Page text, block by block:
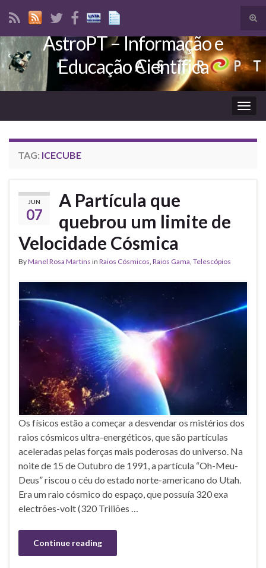
Search for:
AstroPT – Informação e
Educação Científica
TAG: ICECUBE
JUN
07
A Partícula que
quebrou um limite de
Velocidade Cósmica
ByManel Rosa Martins in Raios Cósmicos, Raios Gama, Telescópios
Os físicos estão a começar a desvendar os mistérios dos
raios cósmicos ultra-energéticos, que são partículas
aceleradas pelas forças mais poderosas do universo. Na
noite de 15 de Outubro de 1991, a partícula “Oh-Meu-
Deus” riscou o céu do estado norte-americano do Utah.
Era um raio cósmico do espaço, que possuía 320 exa
electrões-volt (320 Triliões …
Continue reading